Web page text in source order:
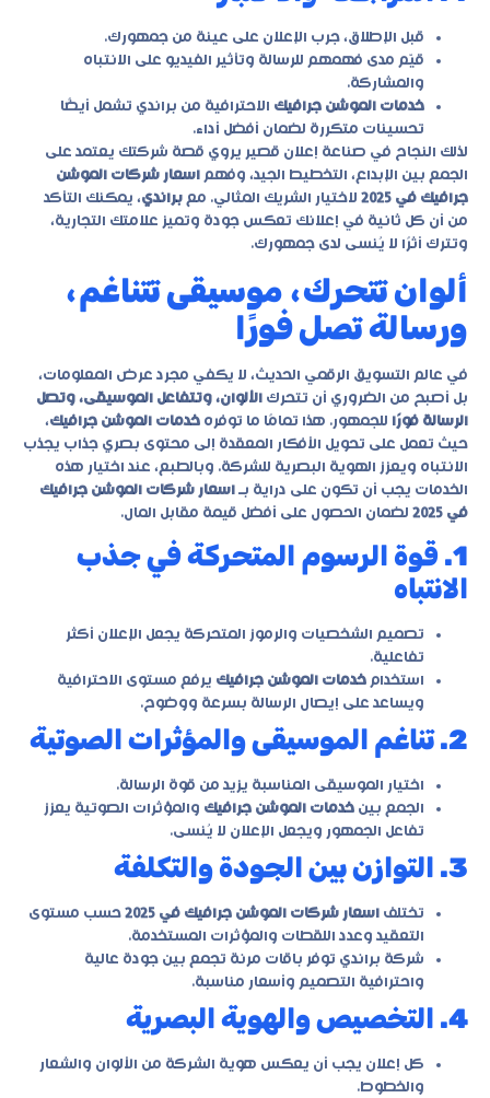
قبل الإطلاق، جرب الإعلان على عينة من جمهورك.
قيّم مدى فهمهم للرسالة وتأثير الفيديو على الانتباه
والمشاركة.
خدمات الموشن جرافيك الاحترافية من براندي تشمل أيضًا
تحسينات متكررة لضمان أفضل أداء.
لذلك النجاح في صناعة إعلان قصير يروي قصة شركتك يعتمد على
الجمع بين الإبداع، التخطيط الجيد، وفهم اسعار شركات الموشن
جرافيك في 2025
لاختيار الشريك المثالي. مع براندي، يمكنك التأكد
من أن كل ثانية في إعلانك تعكس جودة وتميز علامتك التجارية،
وتترك أثرًا لا يُنسى لدى جمهورك.
ألوان تتحرك، موسيقى تتناغم،
ورسالة تصل فورًا
في عالم التسويق الرقمي الحديث، لا يكفي مجرد عرض المعلومات،
بل أصبح من الضروري أن تتحرك الألوان، وتتفاعل الموسيقى، وتصل
الرسالة فورًا للجمهور. هذا تمامًا ما توفره خدمات الموشن جرافيك،
حيث تعمل على تحويل الأفكار المعقدة إلى محتوى بصري جذاب يجذب
الانتباه ويعزز الهوية البصرية للشركة. وبالطبع، عند اختيار هذه
الخدمات يجب أن تكون على دراية بـ اسعار شركات الموشن جرافيك
في 2025
لضمان الحصول على أفضل قيمة مقابل المال.
1. قوة الرسوم المتحركة في جذب
الانتباه
تصميم الشخصيات والرموز المتحركة يجعل الإعلان أكثر
تفاعلية.
استخدام خدمات الموشن جرافيك يرفع مستوى الاحترافية
ويساعد على إيصال الرسالة بسرعة ووضوح.
2. تناغم الموسيقى والمؤثرات الصوتية
اختيار الموسيقى المناسبة يزيد من قوة الرسالة.
الجمع بين خدمات الموشن جرافيك والمؤثرات الصوتية يعزز
تفاعل الجمهور ويجعل الإعلان لا يُنسى.
3. التوازن بين الجودة والتكلفة
تختلف اسعار شركات الموشن جرافيك في 2025
حسب مستوى
التعقيد وعدد اللقطات والمؤثرات المستخدمة.
شركة براندي توفر باقات مرنة تجمع بين جودة عالية
واحترافية التصميم وأسعار مناسبة.
4. التخصيص والهوية البصرية
كل إعلان يجب أن يعكس هوية الشركة من الألوان والشعار
والخطوط.